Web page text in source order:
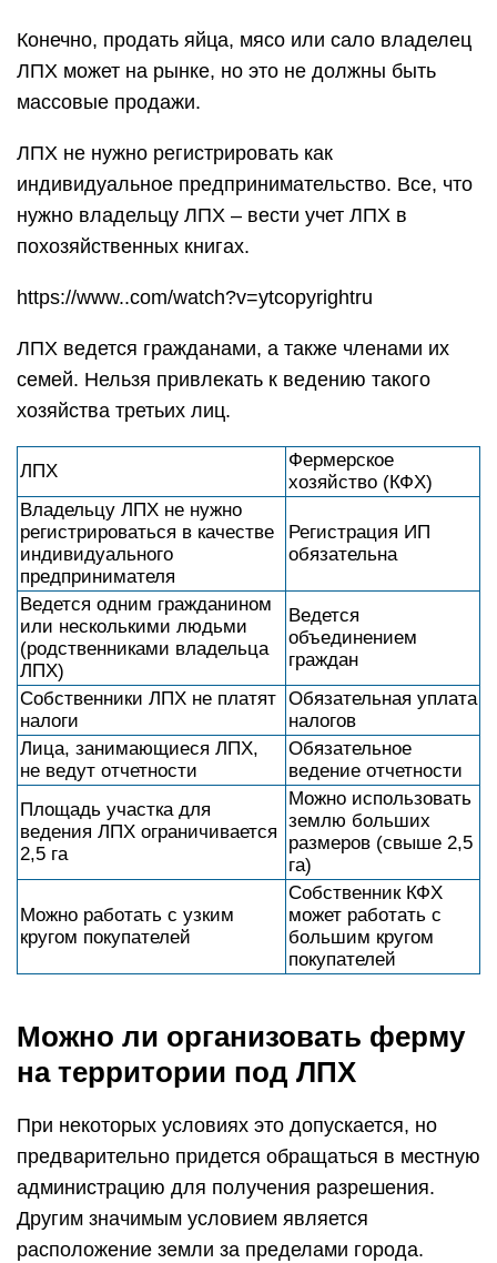
Конечно, продать яйца, мясо или сало владелец
ЛПХ может на рынке, но это не должны быть
массовые продажи.
ЛПХ не нужно регистрировать как
индивидуальное предпринимательство. Все, что
нужно владельцу ЛПХ – вести учет ЛПХ в
похозяйственных книгах.
https://www..com/watch?v=ytcopyrightru
ЛПХ ведется гражданами, а также членами их
семей. Нельзя привлекать к ведению такого
хозяйства третьих лиц.
ЛПХ
Фермерское
хозяйство (КФХ)
Владельцу ЛПХ не нужно
регистрироваться в качестве
индивидуального
предпринимателя
Регистрация ИП
обязательна
Ведется одним гражданином
или несколькими людьми
(родственниками владельца
ЛПХ)
Ведется
объединением
граждан
Собственники ЛПХ не платят
налоги
Обязательная уплата
налогов
Лица, занимающиеся ЛПХ,
не ведут отчетности
Обязательное
ведение отчетности
Площадь участка для
ведения ЛПХ ограничивается
2,5 га
Можно использовать
землю больших
размеров (свыше 2,5
га)
Можно работать с узким
кругом покупателей
Собственник КФХ
может работать с
большим кругом
покупателей
Можно ли организовать ферму
на территории под ЛПХ
При некоторых условиях это допускается, но
предварительно придется обращаться в местную
администрацию для получения разрешения.
Другим значимым условием является
расположение земли за пределами города.